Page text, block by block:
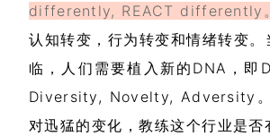
differently, REACT differently。
认知转变，行为转变和情绪转变
临，人们需要植入新的DNA，即
Diversity, Novelty, Adversity
对迅猛的变化，教练这个行业是否